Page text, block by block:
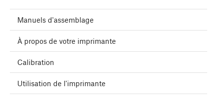
Manuels d'assemblage
À propos de votre imprimante
Calibration
Utilisation de l'imprimante